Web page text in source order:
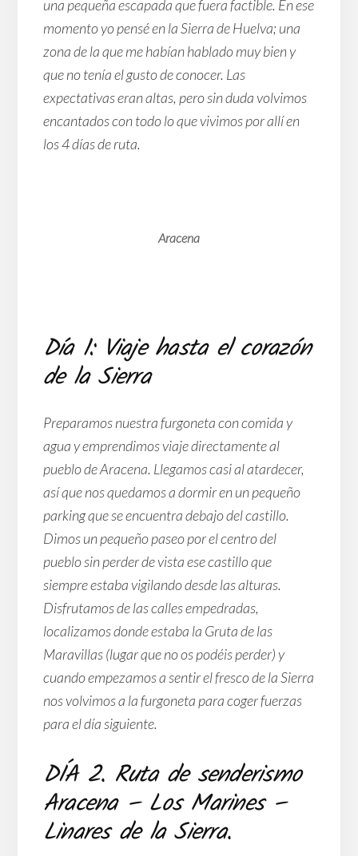
una pequeña escapada que fuera factible. En ese
momento yo pensé en la Sierra de Huelva; una
zona de la que me habían hablado muy bien y
que no tenía el gusto de conocer. Las
expectativas eran altas, pero sin duda volvimos
encantados con todo lo que vivimos por allí en
los 4 días de ruta.
Aracena
Día 1: Viaje hasta el corazón
de la Sierra
Preparamos nuestra furgoneta con comida y
agua y emprendimos viaje directamente al
pueblo de Aracena. Llegamos casi al atardecer,
así que nos quedamos a dormir en un pequeño
parking que se encuentra debajo del castillo.
Dimos un pequeño paseo por el centro del
pueblo sin perder de vista ese castillo que
siempre estaba vigilando desde las alturas.
Disfrutamos de las calles empedradas,
localizamos donde estaba la Gruta de las
Maravillas (lugar que no os podéis perder) y
cuando empezamos a sentir el fresco de la Sierra
nos volvimos a la furgoneta para coger fuerzas
para el día siguiente.
DÍA 2. Ruta de senderismo
Aracena – Los Marines –
Linares de la Sierra.